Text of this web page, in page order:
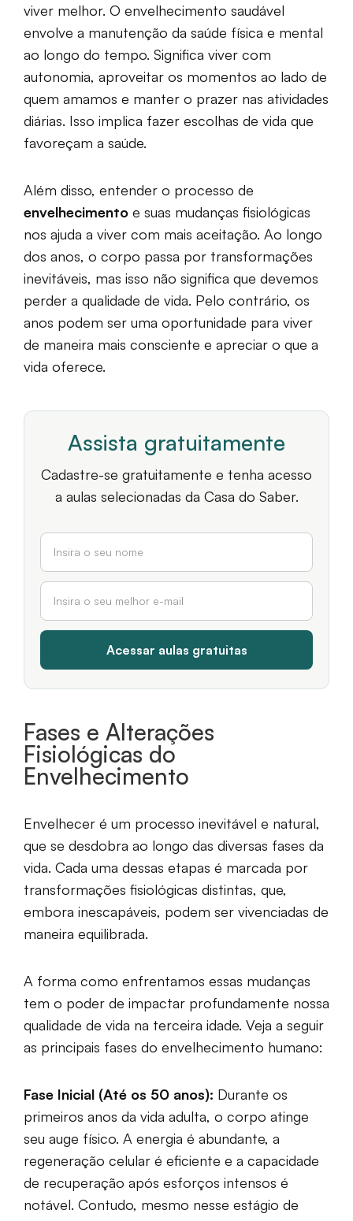
viver melhor. O envelhecimento saudável
envolve a manutenção da saúde física e mental
ao longo do tempo. Significa viver com
autonomia, aproveitar os momentos ao lado de
quem amamos e manter o prazer nas atividades
diárias. Isso implica fazer escolhas de vida que
favoreçam a saúde.
Além disso, entender o processo de
envelhecimento e suas mudanças fisiológicas
nos ajuda a viver com mais aceitação. Ao longo
dos anos, o corpo passa por transformações
inevitáveis, mas isso não significa que devemos
perder a qualidade de vida. Pelo contrário, os
anos podem ser uma oportunidade para viver
de maneira mais consciente e apreciar o que a
vida oferece.
Assista gratuitamente
Cadastre-se gratuitamente e tenha acesso
a aulas selecionadas da Casa do Saber.
Fases e Alterações
Fisiológicas do
Envelhecimento
Envelhecer é um processo inevitável e natural,
que se desdobra ao longo das diversas fases da
vida. Cada uma dessas etapas é marcada por
transformações fisiológicas distintas, que,
embora inescapáveis, podem ser vivenciadas de
maneira equilibrada.
A forma como enfrentamos essas mudanças
tem o poder de impactar profundamente nossa
qualidade de vida na terceira idade. Veja a seguir
as principais fases do envelhecimento humano:
Fase Inicial (Até os 50 anos): Durante os
primeiros anos da vida adulta, o corpo atinge
seu auge físico. A energia é abundante, a
regeneração celular é eficiente e a capacidade
de recuperação após esforços intensos é
notável. Contudo, mesmo nesse estágio de